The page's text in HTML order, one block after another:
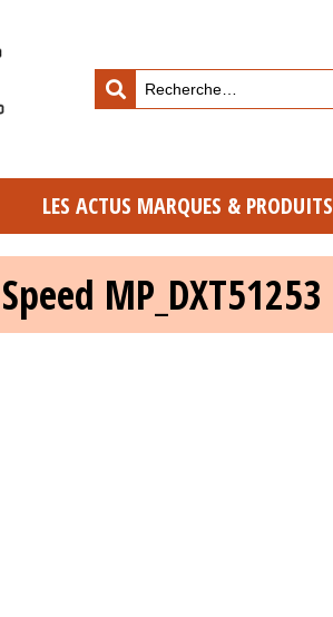
LES ACTUS MARQUES & PRODUITS
MP_DXT51253